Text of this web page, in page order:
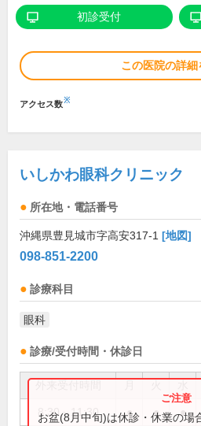
初診受付
この医院の詳細
アクセス数※
いしかわ眼科クリニック
所在地・電話番号
沖縄県豊見城市字高安317-1 [地図]
098-851-2200
診療科目
眼科
診療/受付時間・休診日
8:30～11:30 ● ● ●
お盆(8月中旬)は休診・休業の場